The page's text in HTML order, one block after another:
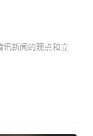
讯新闻的观点和立